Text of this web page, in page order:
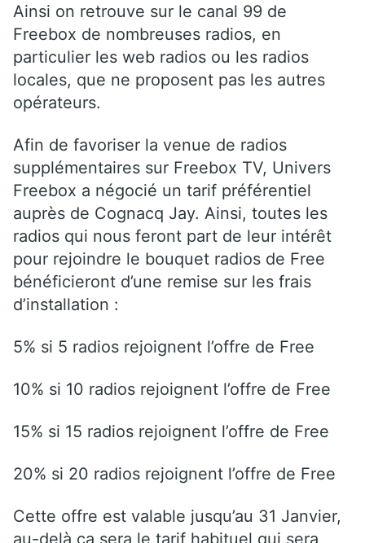
Ainsi on retrouve sur le canal 99 de
Freebox de nombreuses radios, en
particulier les web radios ou les radios
locales, que ne proposent pas les autres
opérateurs.
Afin de favoriser la venue de radios
supplémentaires sur Freebox TV, Univers
Freebox a négocié un tarif préférentiel
auprès de Cognacq Jay. Ainsi, toutes les
radios qui nous feront part de leur intérêt
pour rejoindre le bouquet radios de Free
bénéficieront d’une remise sur les frais
d’installation :
5% si 5 radios rejoignent l’offre de Free
10% si 10 radios rejoignent l’offre de Free
15% si 15 radios rejoignent l’offre de Free
20% si 20 radios rejoignent l’offre de Free
Cette offre est valable jusqu’au 31 Janvier,
au-delà ca sera le tarif habituel qui sera